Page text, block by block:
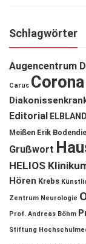
Schlagwörter
Augencentrum
Carus Corona
Editorial
Meißen Erik
Grußwort
HELIOS
Hören Krebs
Zentrum Neurologie
Prof. Andreas Böhm
Stiftung